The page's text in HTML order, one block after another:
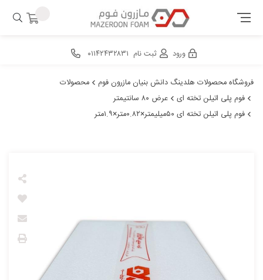
ورود ثبت نام ۰۱۱۴۲۴۳۲۸۳۱
فروشگاه محصولات هلدینگ دانش بنیان مازرون فوم
محصولات
فوم پلی اتیلن تخته ای
عرض ۸۰ سانتیمتر
فوم پلی اتیلن تخته ای ۵۰میلیمتر×۰.۸۲متر×۱.۹متر